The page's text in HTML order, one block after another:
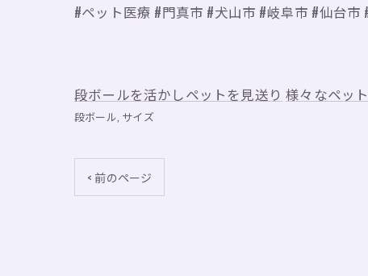
#ペット医療 #門真市 #犬山市 #岐阜市 #仙台
段ボールを活かしペットを見送り 様々なペッ
段ボール サイズ
< 前のページ